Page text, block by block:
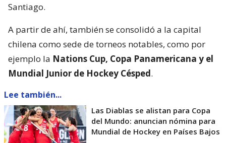
Santiago.
A partir de ahí, también se consolidó a la capital
chilena como sede de torneos notables, como por
ejemplo la Nations Cup, Copa Panamericana y el
Mundial Junior de Hockey Césped.
Lee también...
Las Diablas se alistan para Copa
del Mundo: anuncian nómina para
Mundial de Hockey en Países Bajos